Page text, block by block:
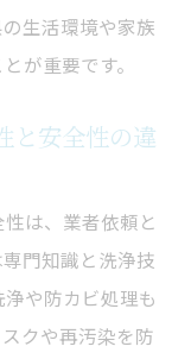
生活環境や家族
が重要です。
と安全性の違
は、業者依頼と
門知識と洗浄技
や防カビ処理も
クや再汚染を防